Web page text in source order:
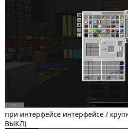
при интерфейсе интерфейсе /
ВЫКЛ)